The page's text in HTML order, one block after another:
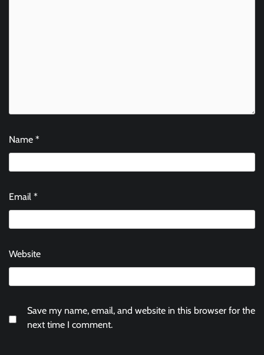
Name *
Email *
Website
Save my name, email, and website in this browser for the
next time I comment.